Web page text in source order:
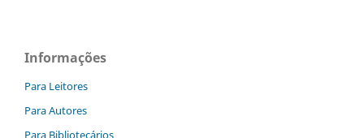
Informações
Para Leitores
Para Autores
Para Bibliotecários